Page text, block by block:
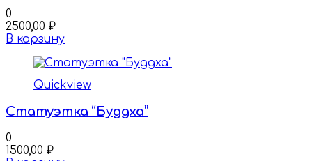
0
2500,00 ₽
В корзину
Quickview
Статуэтка “Буддха”
0
1500,00 ₽